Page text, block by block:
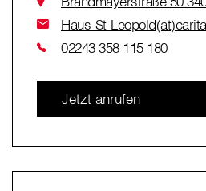
Haus-St-
02243 358 115 180
Jetzt anrufen